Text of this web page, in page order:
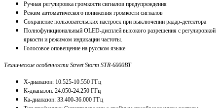
Ручная регулировка громкости сигналов предупреждения
Режим автоматического понижения громкости сигналов
Сохранение пользовательских настроек при выключении радар-детектора
Полнофункциональный OLED-дисплей высокого разрешения с регулировкой
яркости и режимом индикации частоты.
Голосовое оповещение на русском языке
Технические особенности Street Storm STR-6000BT
X-диапазон: 10.525-10.550 ГГц
К-диапазон: 24.050-24.250 ГГц
Кa-диапазон: 33.400-36.000 ГГц